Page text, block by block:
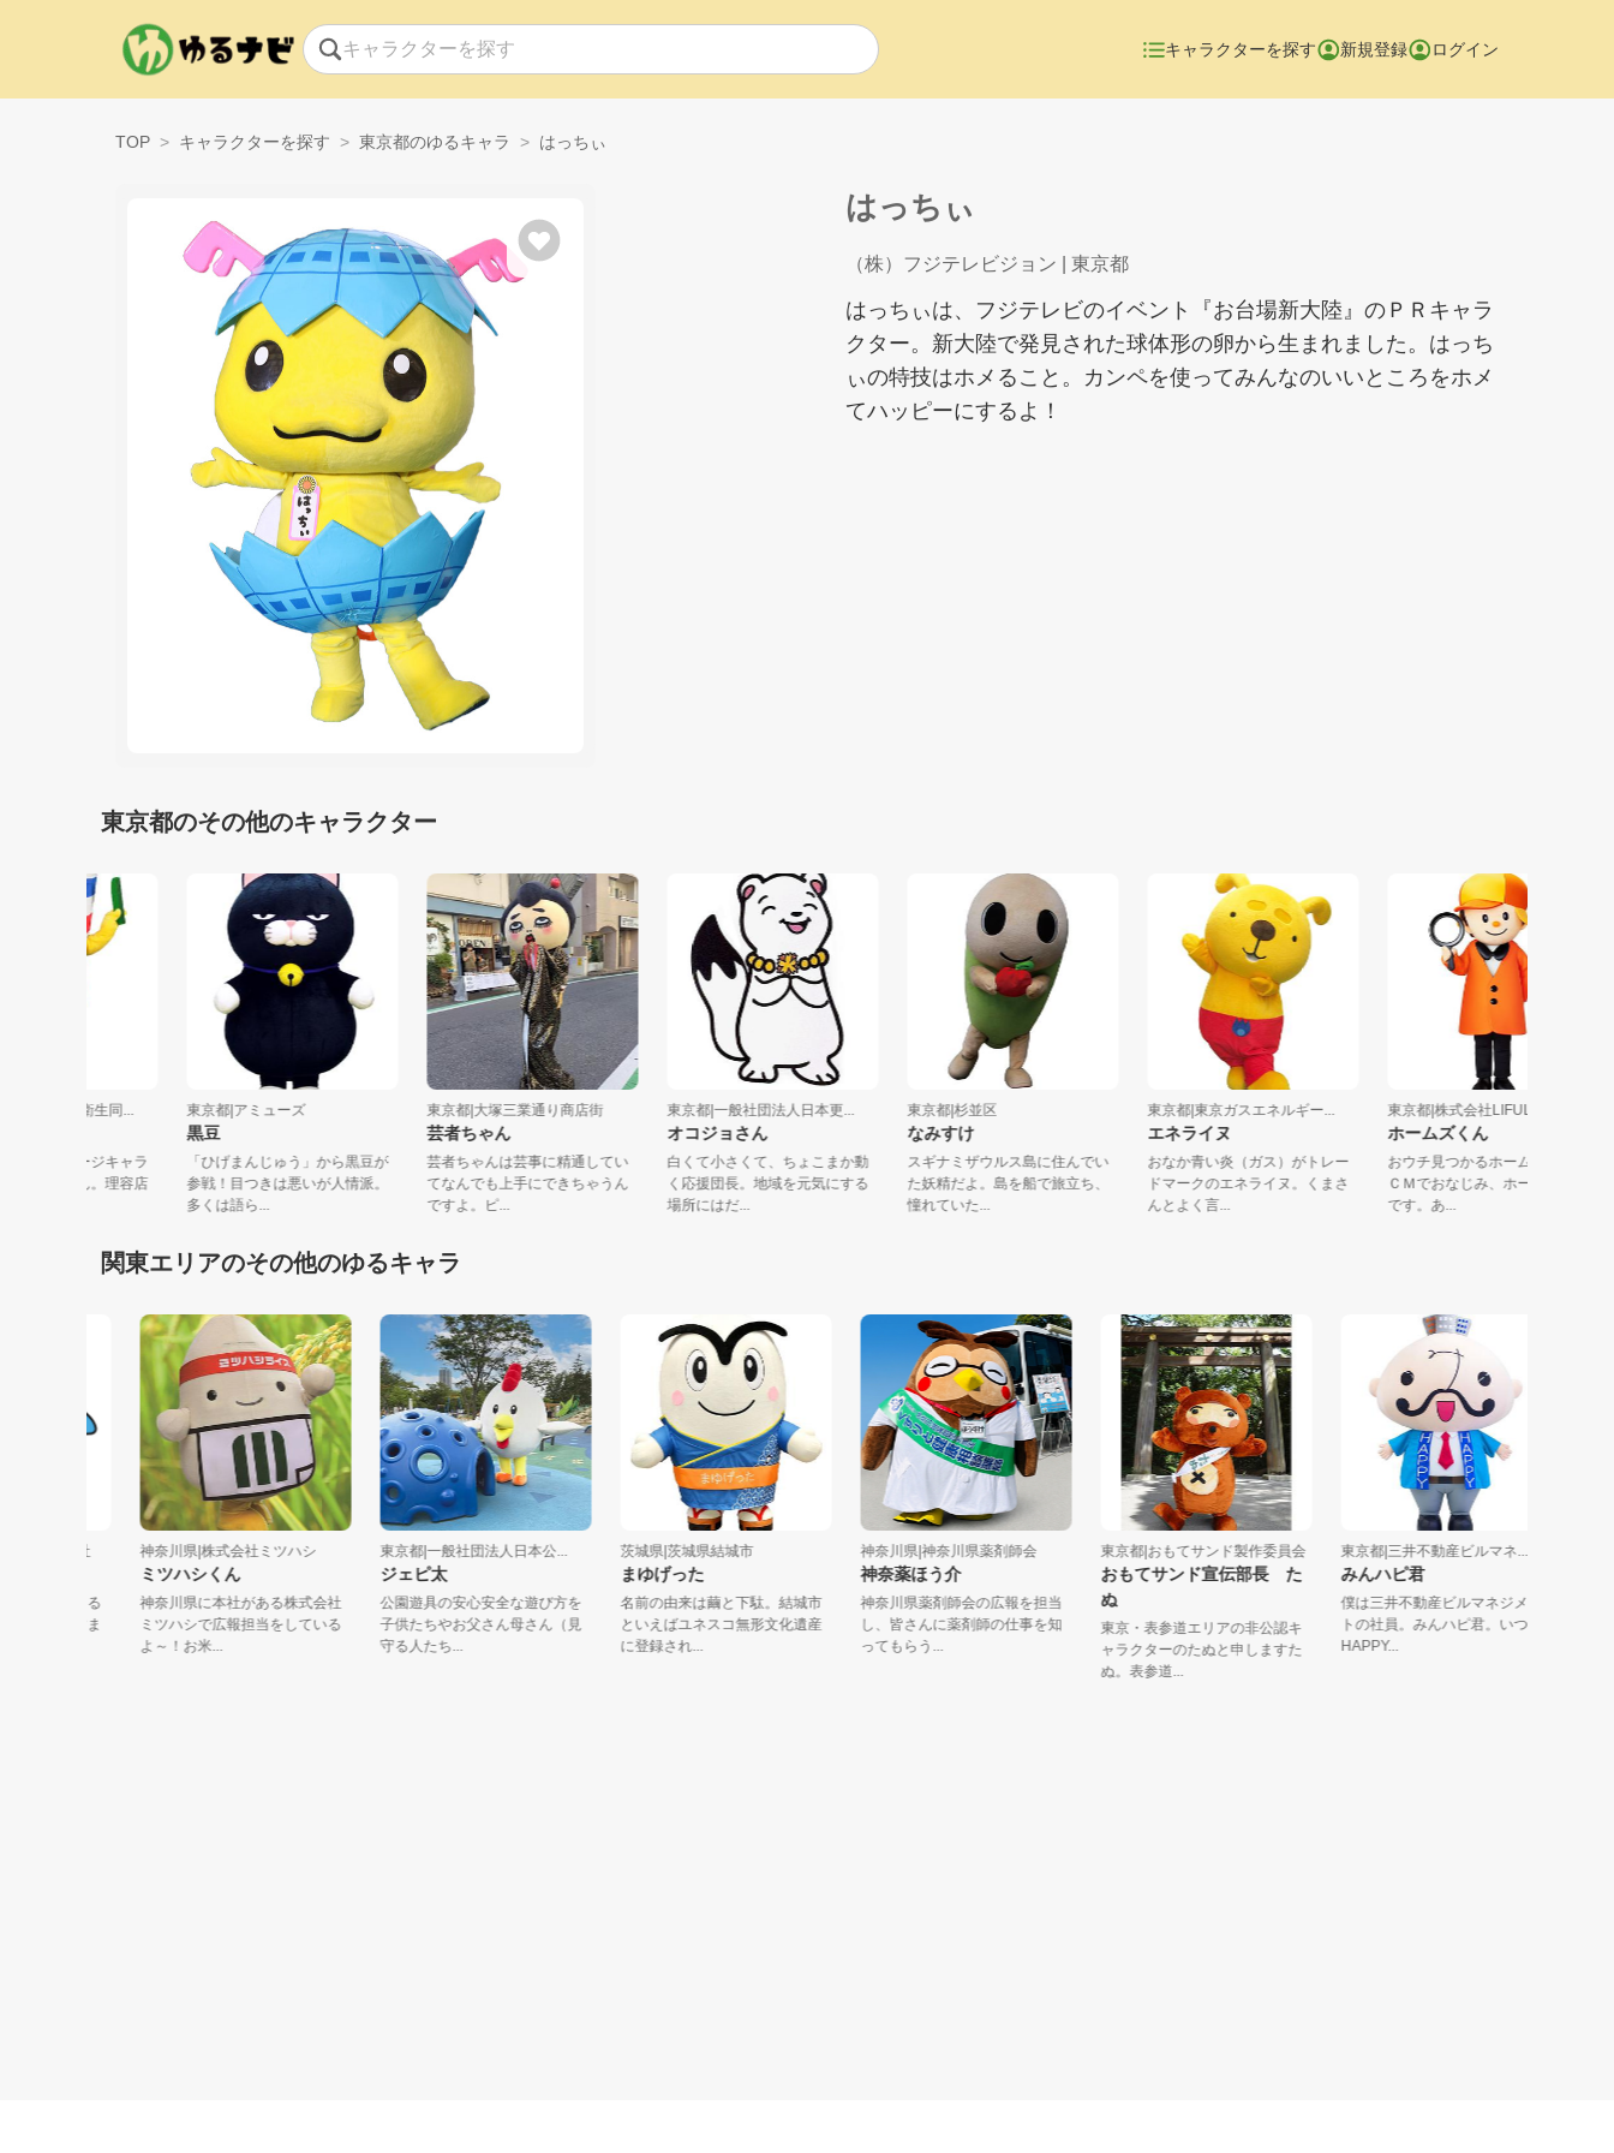
キャラクターを探す 新規登録 ログイン
TOP キャラクターを探す 東京都のゆるキャラ はっちぃ
はっちぃ
（株）フジテレビジョン | 東京都
はっちぃは、フジテレビのイベント『お台場新大陸』のＰＲキャラ
クター。新大陸で発見された球体形の卵から生まれました。はっち
ぃの特技はホメること。カンペを使ってみんなのいいところをホメ
てハッピーにするよ！
東京都のその他のキャラクター
都|全国理容生活衛生同...
は理容店のイメージキャラ
ー、バーバーくん。理容店
東京都|アミューズ
黒豆
「ひげまんじゅう」から黒豆が
参戦！目つきは悪いが人情派。
多くは語ら...
東京都|大塚三業通り商店街
芸者ちゃん
芸者ちゃんは芸事に精通してい
てなんでも上手にできちゃうん
ですよ。ピ...
東京都|一般社団法人日本更...
オコジョさん
白くて小さくて、ちょこまか動
く応援団長。地域を元気にする
場所にはだ...
東京都|杉並区
なみすけ
スギナミザウルス島に住んでい
た妖精だよ。島を船で旅立ち、
憧れていた...
東京都|東京ガスエネルギー...
エネライヌ
おなか青い炎（ガス）がトレー
ドマークのエネライヌ。くまさ
んとよく言...
東京都|株式会社LIFULL
ホームズくん
おウチ見つかるホームズくん
ＣＭでおなじみ、ホームズく
です。あ...
関東エリアのその他のゆるキャラ
神奈川県|株式会社ミツハシ
ミツハシくん
神奈川県に本社がある株式会社
ミツハシで広報担当をしている
よ～！お米...
東京都|一般社団法人日本公...
ジェピ太
公園遊具の安心安全な遊び方を
子供たちやお父さん母さん（見
守る人たち...
茨城県|茨城県結城市
まゆげった
名前の由来は繭と下駄。結城市
といえばユネスコ無形文化遺産
に登録され...
神奈川県|神奈川県薬剤師会
神奈薬ほう介
神奈川県薬剤師会の広報を担当
し、皆さんに薬剤師の仕事を知
ってもらう...
東京都|おもてサンド製作委員会
おもてサンド宣伝部長 た
東京・表参道エリアの非公認キ
ャラクターのたぬと申しますた
ぬ。表参道...
東京都|三井不動産ビルマネ...
みんハピ君
僕は三井不動産ビルマネジメン
トの社員。みんハピ君。いつも
HAPPY...